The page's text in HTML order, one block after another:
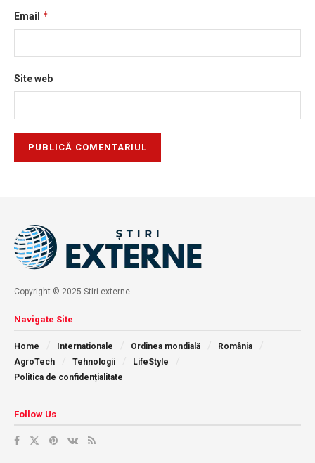
Email *
Site web
Copyright © 2025 Stiri externe
Navigate Site
Home Internationale Ordinea mondială
România
AgroTech
Tehnologii
LifeStyle
Politica de confidențialitate
Follow Us